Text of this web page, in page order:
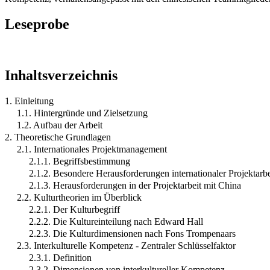
Leseprobe
Inhaltsverzeichnis
1. Einleitung
1.1. Hintergründe und Zielsetzung
1.2. Aufbau der Arbeit
2. Theoretische Grundlagen
2.1. Internationales Projektmanagement
2.1.1. Begriffsbestimmung
2.1.2. Besondere Herausforderungen internationaler
2.1.3. Herausforderungen in der Projektarbeit mit China
2.2. Kulturtheorien im Überblick
2.2.1. Der Kulturbegriff
2.2.2. Die Kultureinteilung nach Edward Hall
2.2.3. Die Kulturdimensionen nach Fons Trompenaars
2.3. Interkulturelle Kompetenz - Zentraler Schlüsselfaktor
2.3.1. Definition